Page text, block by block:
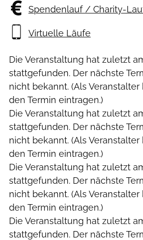
Spendenlauf / Charity-
Virtuelle Läufe
Die Veranstaltung hat zuletzt
stattgefunden. Der nächste
nicht bekannt. (Als Veranstalter
den Termin eintragen.)
Die Veranstaltung hat zuletzt
stattgefunden. Der nächste
nicht bekannt. (Als Veranstalter
den Termin eintragen.)
Die Veranstaltung hat zuletzt
stattgefunden. Der nächste
nicht bekannt. (Als Veranstalter
den Termin eintragen.)
Die Veranstaltung hat zuletzt
stattgefunden. Der nächste